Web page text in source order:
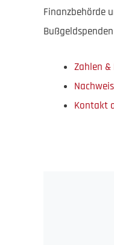
Finanzbehörde
Zahlen
Kontakt